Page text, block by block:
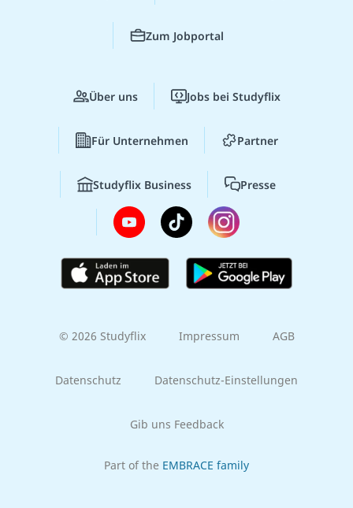
Zum Jobportal
Über uns Jobs bei Studyflix
Für Unternehmen Partner
Studyflix Business Presse
© 2026 Studyflix Impressum AGB
Datenschutz Datenschutz-Einstellungen
Gib uns Feedback
Part of the EMBRACE family